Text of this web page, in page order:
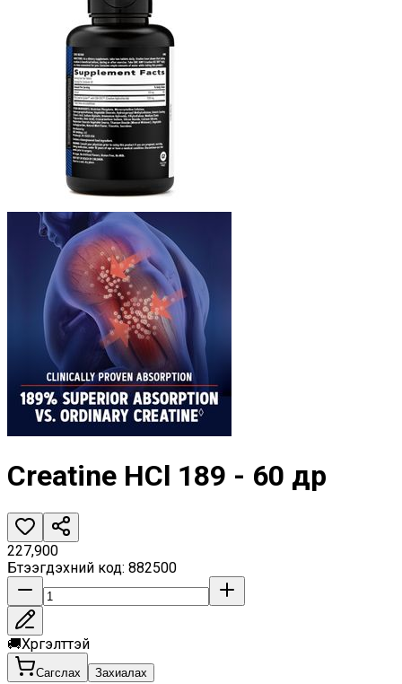
Creatine HCl 189 - 60 өдөр
227,900
Бүтээгдэхүүний код: 882500
🚚Хүргэлттэй
Сагслах Захиалах